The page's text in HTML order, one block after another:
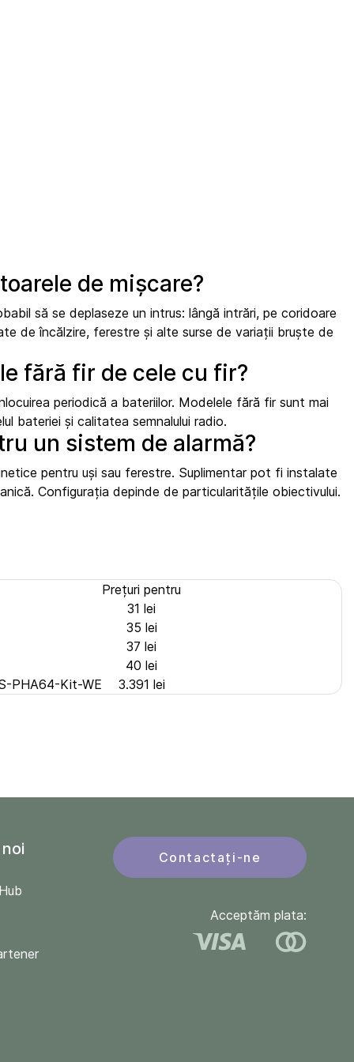
de mișcare?
să se deplaseze un intrus: lângă intrări, pe coridoare
de încălzire, ferestre și alte surse de variații bruște de
fără fir de cele cu fir?
periodică a bateriilor. Modelele fără fir sunt mai
bateriei și calitatea semnalului radio.
un sistem de alarmă?
pentru uși sau ferestre. Suplimentar pot fi instalate
Configurația depinde de particularitățile obiectivului.
Prețuri pentru
31 lei
35 lei
37 lei
40 lei
PHA64-Kit-WE
3.391 lei
Contactați-ne
Acceptăm plata: